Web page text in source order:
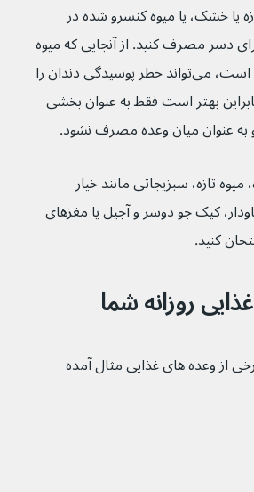
یا خشک، یا میوه کنسرو شده در
دسر مصرف کنید. از آنجایی که میوه
خشک چسبناک است، می‌تواند خطر پوسیدگی دندان را
بهتر است فقط به عنوان بخشی
به عنوان میان وعده مصرف نشود.
تازه، سبزیجاتی مانند خیار
کیک جو دوسر و آجیل یا مغزهای
کنید.
روزانه شما
از وعده های غذایی مثال آمده